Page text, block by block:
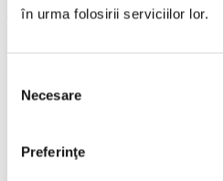
în urma folosirii serviciilor lor.
consimțământului
Necesare
Preferinţe
What does evil look like today?
intelligence, infiltrating our
In a world where manipulation
sometimes becomes complicity,